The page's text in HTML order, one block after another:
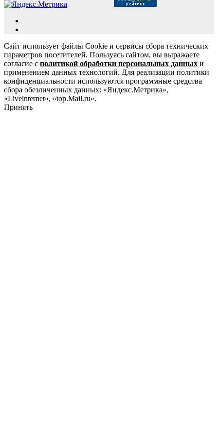
Сайт использует файлы Cookie и сервисы сбора технических
параметров посетителей. Пользуясь сайтом, вы выражаете
согласие с политикой обработки персональных данных и
применением данных технологий. Для реализации политики
конфиденциальности используются программные средства
сбора обезличенных данных: «Яндекс.Метрика»,
«Liveinternet», «top.Mail.ru».
Принять